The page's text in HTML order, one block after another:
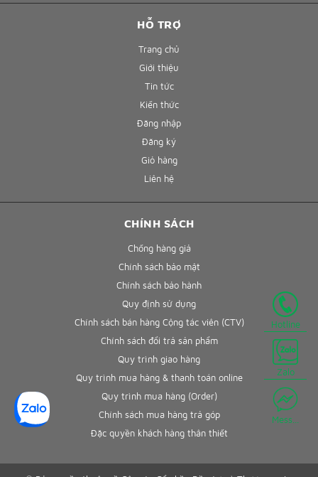
Hotline
Zalo
Mess...
HỖ TRỢ
Trang chủ
Giới thiệu
Tin tức
Kiến thức
Đăng nhập
Đăng ký
Giỏ hàng
Liên hệ
CHÍNH SÁCH
Chống hàng giả
Chính sách bảo mật
Chính sách bảo hành
Quy định sử dụng
Chính sách bán hàng Cộng tác viên (CTV)
Chính sách đổi trả sản phẩm
Quy trình giao hàng
Quy trình mua hàng & thanh toán online
Quy trình mua hàng (Order)
Chính sách mua hàng trả góp
Đặc quyền khách hàng thân thiết